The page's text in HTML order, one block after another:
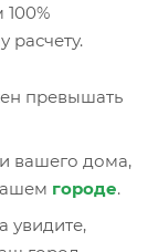
100%
расчету.
превышать
вашего дома,
городе.
увидите,